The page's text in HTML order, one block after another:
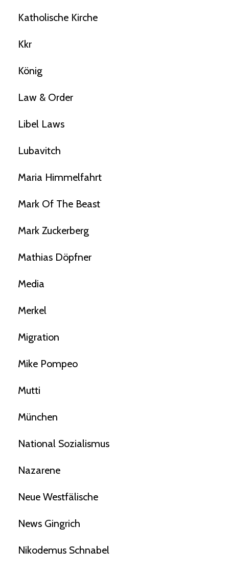
Katholische Kirche
Kkr
König
Law & Order
Libel Laws
Lubavitch
Maria Himmelfahrt
Mark Of The Beast
Mark Zuckerberg
Mathias Döpfner
Media
Merkel
Migration
Mike Pompeo
Mutti
München
National Sozialismus
Nazarene
Neue Westfälische
News Gingrich
Nikodemus Schnabel